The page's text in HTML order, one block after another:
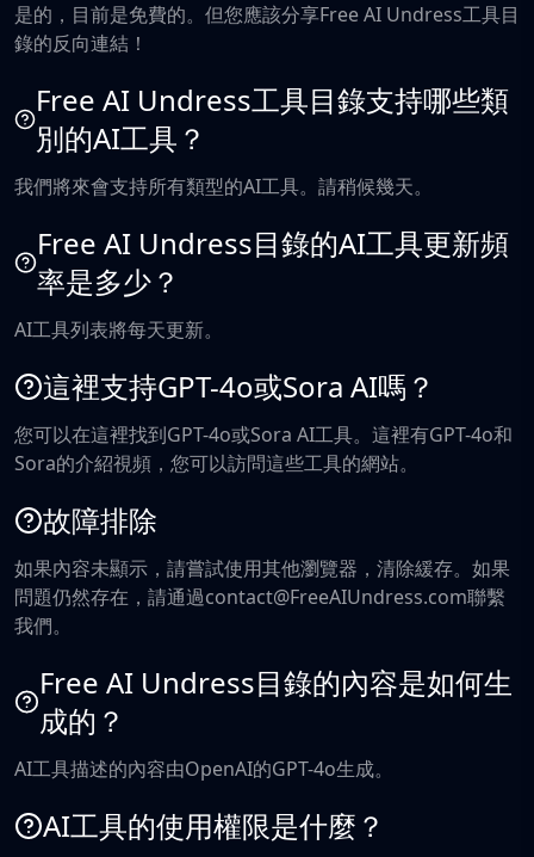
是的，目前是免費的。但您應該分享Free AI Undress工具目
錄的反向連結！
Free AI Undress工具目錄支持哪些類
別的AI工具？
我們將來會支持所有類型的AI工具。請稍候幾天。
Free AI Undress目錄的AI工具更新頻
率是多少？
AI工具列表將每天更新。
這裡支持GPT-4o或Sora AI嗎？
您可以在這裡找到GPT-4o或Sora AI工具。這裡有GPT-4o和
Sora的介紹視頻，您可以訪問這些工具的網站。
故障排除
如果內容未顯示，請嘗試使用其他瀏覽器，清除緩存。如果
問題仍然存在，請通過contact@FreeAIUndress.com聯繫
我們。
Free AI Undress目錄的內容是如何生
成的？
AI工具描述的內容由OpenAI的GPT-4o生成。
AI工具的使用權限是什麼？